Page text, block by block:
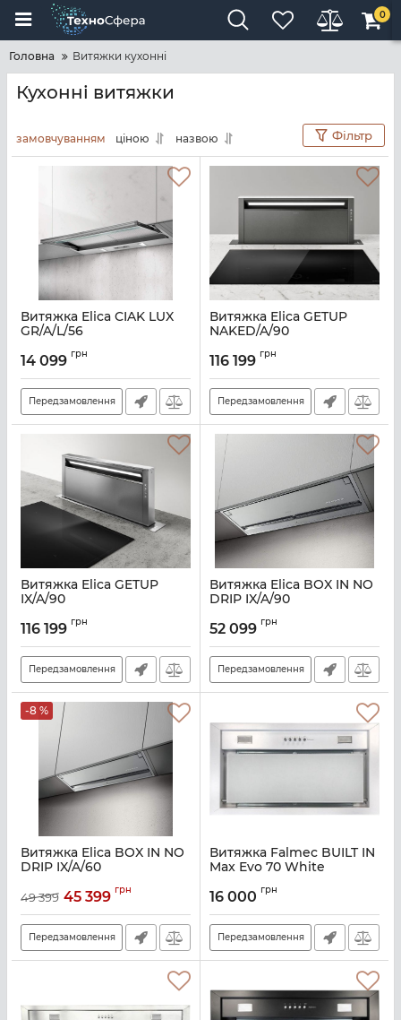
0
Головна Витяжки кухонні
Кухонні витяжки
замовчуванням ціною назвою Фільтр
Витяжка Elica CIAK LUX
GR/A/L/56
14 099 грн
Передзамовлення
Витяжка Elica GETUP
NAKED/A/90
116 199 грн
Передзамовлення
Витяжка Elica GETUP
IX/A/90
116 199 грн
Передзамовлення
Витяжка Elica BOX IN NO
DRIP IX/A/90
52 099 грн
Передзамовлення
-8 %
Витяжка Elica BOX IN NO
DRIP IX/A/60
49 399 45 399 грн
Передзамовлення
Витяжка Falmec BUILT IN
Max Evo 70 White
16 000 грн
Передзамовлення